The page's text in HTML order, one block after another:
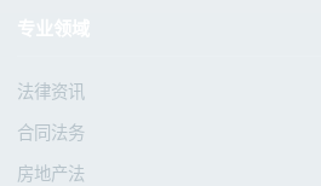
法律资讯
合同法务
房地产法